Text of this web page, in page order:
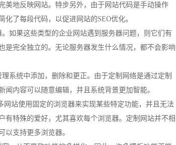
美地反映网站。特步另外，由于网站代码是手动操作
了每段代码，以促进网站的SEO优化。
如果这些类型的企业网站遇到服务器问题，则它们有
是完全独立的。无论服务器发生什么情况，都不会影响
系统中添加，删除和更正。由于定制网络是通过定制
内容可以随意编辑，并且系统背景更加智能。
站使用固定的浏览器来实现某些特定功能，并且无法
特殊的爱好，尤其喜欢每个浏览器。定制网站并不相
以支持更多浏览器。